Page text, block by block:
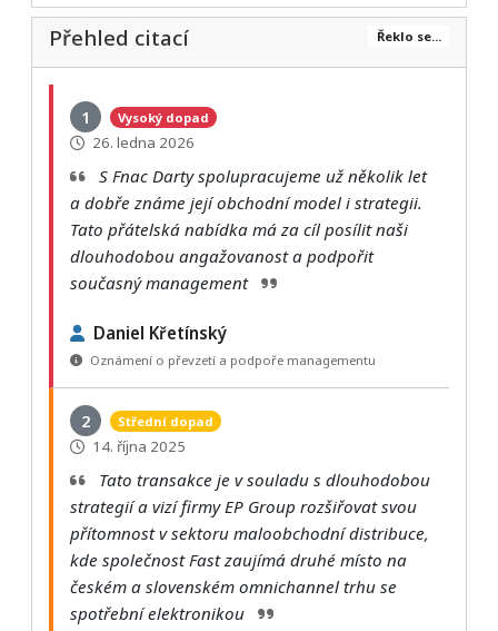
Řeklo se...
Přehled citací
1 Vysoký dopad
26. ledna 2026
S Fnac Darty spolupracujeme už několik let
a dobře známe její obchodní model i strategii.
Tato přátelská nabídka má za cíl posílit naši
dlouhodobou angažovanost a podpořit
současný management
Daniel Křetínský
Oznámení o převzetí a podpoře managementu
2 Střední dopad
14. října 2025
Tato transakce je v souladu s dlouhodobou
strategií a vizí firmy EP Group rozšiřovat svou
přítomnost v sektoru maloobchodní distribuce,
kde společnost Fast zaujímá druhé místo na
českém a slovenském omnichannel trhu se
spotřební elektronikou